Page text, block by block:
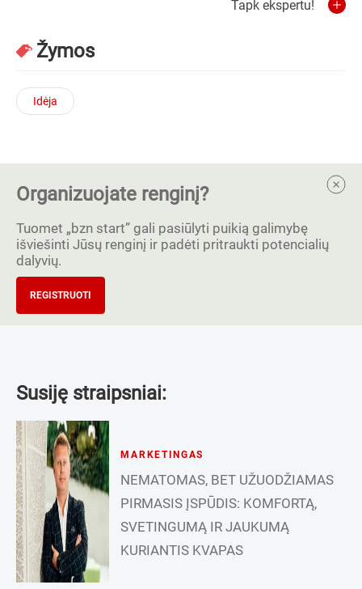
Tapk ekspertu!
Žymos
Idėja
Organizuojate renginį?
Tuomet „bzn start” gali pasiūlyti puikią galimybę
išviešinti Jūsų renginį ir padėti pritraukti potencialių
dalyvių.
REGISTRUOTI
Susiję straipsniai:
MARKETINGAS
NEMATOMAS, BET UŽUODŽIAMAS
PIRMASIS ĮSPŪDIS: KOMFORTĄ,
SVETINGUMĄ IR JAUKUMĄ
KURIANTIS KVAPAS